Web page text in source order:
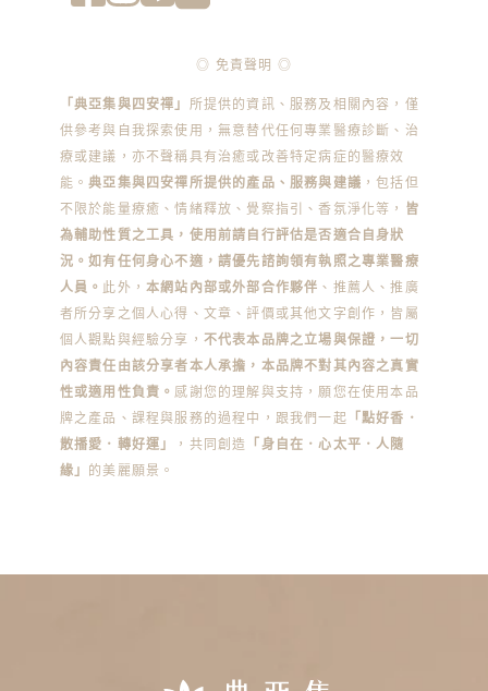
◎ 免責聲明 ◎
「典亞集與四安禪」 所提供的資訊、服務及相關內容，僅
供參考與自我探索使用，無意替代任何專業醫療診斷、治
療或建議，亦不聲稱具有治癒或改善特定病症的醫療效
能。典亞集與四安禪所提供的產品、服務與建議 ，包括但
不限於能量療癒、情緒釋放、覺察指引、香氛淨化等， 皆
為輔助性質之工具，使用前請自行評估是否適合自身狀
況。如有任何身心不適，請優先諮詢領有執照之專業醫療
人員。 此外，本網站內部或外部合作夥伴 、推薦人、推廣
者所分享之個人心得、文章、評價或其他文字創作，皆屬
個人觀點與經驗分享， 不代表本品牌之立場與保證，一切
內容責任由該分享者本人承擔，本品牌不對其內容之真實
性或適用性負責。感謝您的理解與支持，願您在使用本品
牌之產品、課程與服務的過程中，跟我們一起 「點好香．
散播愛．轉好運」
，共同創造
「身自在．心太平．人隨
緣」
的美麗願景。